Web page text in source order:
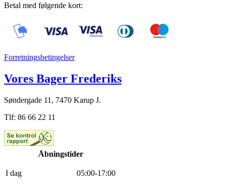
Betal med følgende kort:
Forretningsbetingelser
Vores Bager Frederiks
Søndergade 11, 7470 Karup J.
Tlf: 86 66 22 11
Åbningstider
I dag 05:00-17:00